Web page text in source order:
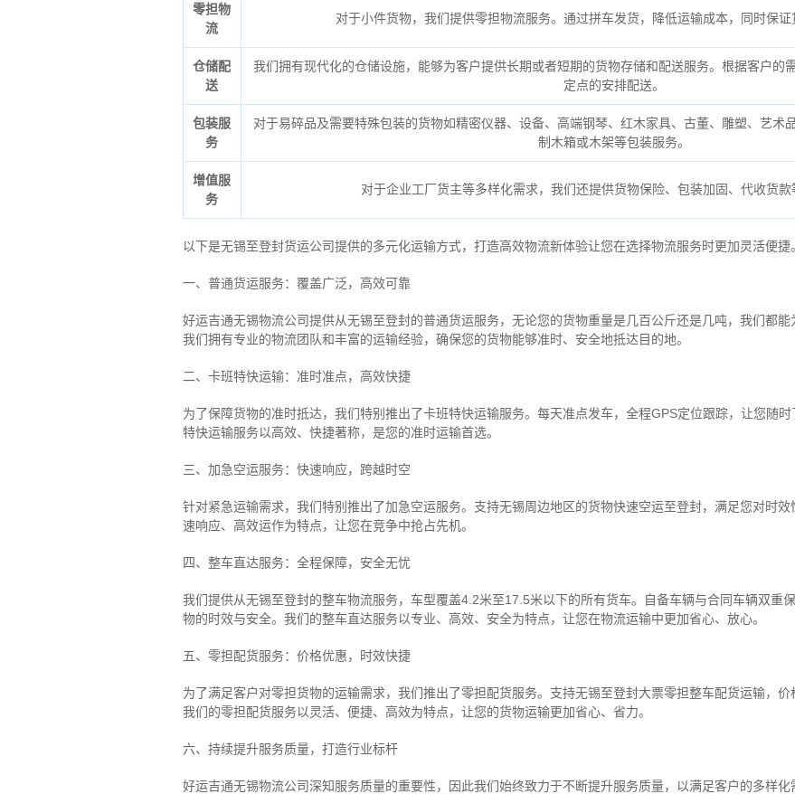
零担物
流
对于小件货物，我们提供零担物流服务。通过拼车发货，降低运输成本，同时保证
仓储配
送
我们拥有现代化的仓储设施，能够为客户提供长期或者短期的货物存储和配送服务。根据客户的
定点的安排配送。
包装服
务
对于易碎品及需要特殊包装的货物如精密仪器、设备、高端钢琴、红木家具、古董、雕塑、艺术
制木箱或木架等包装服务。
增值服
务
对于企业工厂货主等多样化需求，我们还提供货物保险、包装加固、代收货款
以下是无锡至登封货运公司提供的多元化运输方式，打造高效物流新体验让您在选择物流服务时更加灵活便捷。
一、普通货运服务：覆盖广泛，高效可靠
好运吉通无锡物流公司提供从无锡至登封的普通货运服务，无论您的货物重量是几百公斤还是几吨，我们都能
我们拥有专业的物流团队和丰富的运输经验，确保您的货物能够准时、安全地抵达目的地。
二、卡班特快运输：准时准点，高效快捷
为了保障货物的准时抵达，我们特别推出了卡班特快运输服务。每天准点发车，全程GPS定位跟踪，让您随
特快运输服务以高效、快捷著称，是您的准时运输首选。
三、加急空运服务：快速响应，跨越时空
针对紧急运输需求，我们特别推出了加急空运服务。支持无锡周边地区的货物快速空运至登封，满足您对时
速响应、高效运作为特点，让您在竞争中抢占先机。
四、整车直达服务：全程保障，安全无忧
我们提供从无锡至登封的整车物流服务，车型覆盖4.2米至17.5米以下的所有货车。自备车辆与合同车辆双重
物的时效与安全。我们的整车直达服务以专业、高效、安全为特点，让您在物流运输中更加省心、放心。
五、零担配货服务：价格优惠，时效快捷
为了满足客户对零担货物的运输需求，我们推出了零担配货服务。支持无锡至登封大票零担整车配货运输，价
我们的零担配货服务以灵活、便捷、高效为特点，让您的货物运输更加省心、省力。
六、持续提升服务质量，打造行业标杆
好运吉通无锡物流公司深知服务质量的重要性，因此我们始终致力于不断提升服务质量，以满足客户的多样